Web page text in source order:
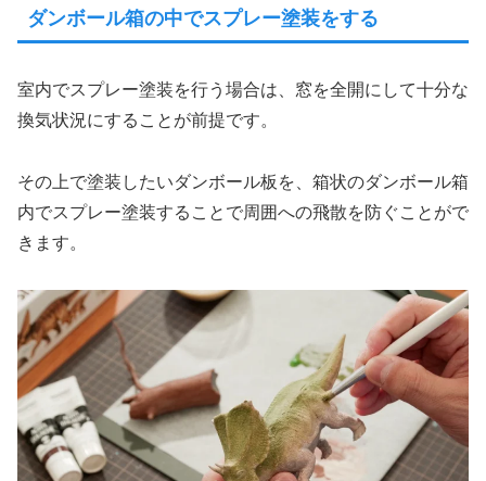
ダンボール箱の中でスプレー塗装をする
室内でスプレー塗装を行う場合は、窓を全開にして十分な
換気状況にすることが前提です。
その上で塗装したいダンボール板を、箱状のダンボール箱
内でスプレー塗装することで周囲への飛散を防ぐことがで
きます。